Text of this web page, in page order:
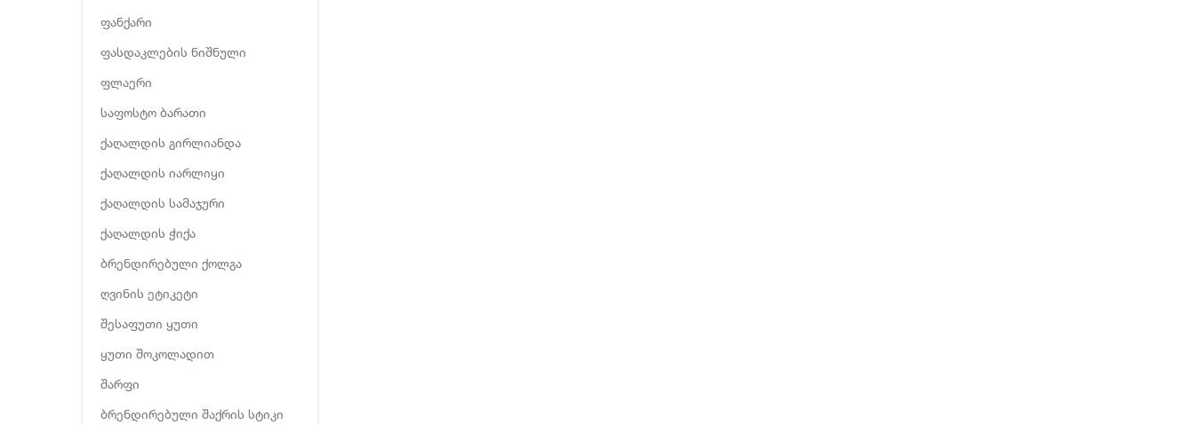
ფანქარი
ფასდაკლების ნიშნული
ფლაერი
საფოსტო ბარათი
ქაღალდის გირლიანდა
ქაღალდის იარლიყი
ქაღალდის სამაჯური
ქაღალდის ჭიქა
ბრენდირებული ქოლგა
ღვინის ეტიკეტი
შესაფუთი ყუთი
ყუთი შოკოლადით
შარფი
ბრენდირებული შაქრის სტიკი